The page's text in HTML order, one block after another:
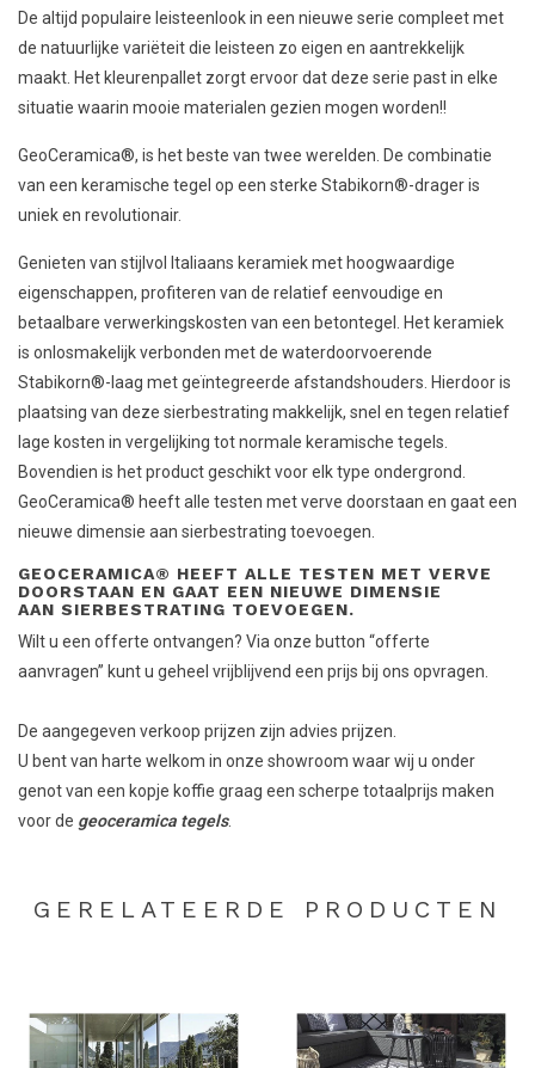
De altijd populaire leisteenlook in een nieuwe serie compleet met
de natuurlijke variëteit die leisteen zo eigen en aantrekkelijk
maakt. Het kleurenpallet zorgt ervoor dat deze serie past in elke
situatie waarin mooie materialen gezien mogen worden!!
GeoCeramica®, is het beste van twee werelden. De combinatie
van een keramische tegel op een sterke Stabikorn®-drager is
uniek en revolutionair.
Genieten van stijlvol Italiaans keramiek met hoogwaardige
eigenschappen, profiteren van de relatief eenvoudige en
betaalbare verwerkingskosten van een betontegel. Het keramiek
is onlosmakelijk verbonden met de waterdoorvoerende
Stabikorn®-laag met geïntegreerde afstandshouders. Hierdoor is
plaatsing van deze sierbestrating makkelijk, snel en tegen relatief
lage kosten in vergelijking tot normale keramische tegels.
Bovendien is het product geschikt voor elk type ondergrond.
GeoCeramica® heeft alle testen met verve doorstaan en gaat een
nieuwe dimensie aan sierbestrating toevoegen.
GEOCERAMICA® HEEFT ALLE TESTEN MET VERVE
DOORSTAAN EN GAAT EEN NIEUWE DIMENSIE
AAN SIERBESTRATING TOEVOEGEN.
Wilt u een offerte ontvangen? Via onze button “offerte
aanvragen” kunt u geheel vrijblijvend een prijs bij ons opvragen.
De aangegeven verkoop prijzen zijn advies prijzen.
U bent van harte welkom in onze showroom waar wij u onder
genot van een kopje koffie graag een scherpe totaalprijs maken
voor de geoceramica tegels.
GERELATEERDE PRODUCTEN